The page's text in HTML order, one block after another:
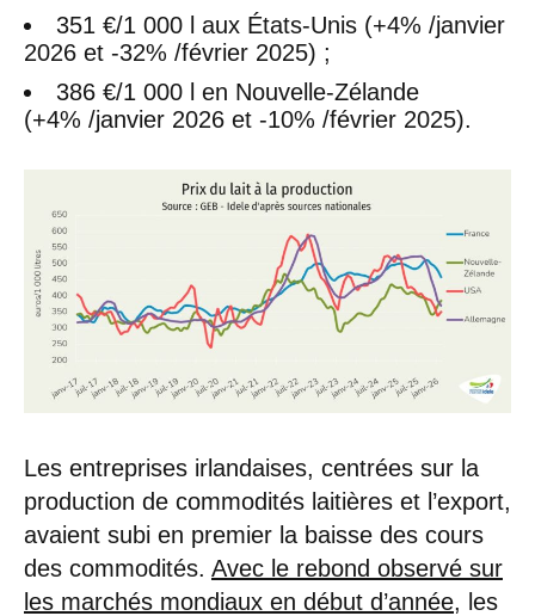
351 €/1 000 l aux États-Unis (+4% /janvier
2026 et -32% /février 2025) ;
386 €/1 000 l en Nouvelle-Zélande
(+4% /janvier 2026 et -10% /février 2025).
Les entreprises irlandaises, centrées sur la
production de commodités laitières et l’export,
avaient subi en premier la baisse des cours
des commodités. Avec le rebond observé sur
les marchés mondiaux en début d’année, les